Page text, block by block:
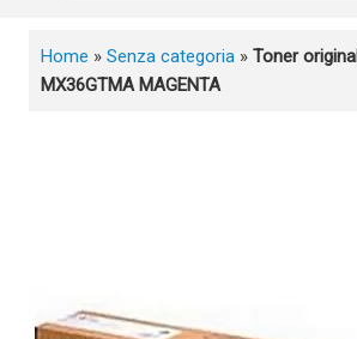
Home » Senza categoria » Toner
MX36GTMA MAGENTA